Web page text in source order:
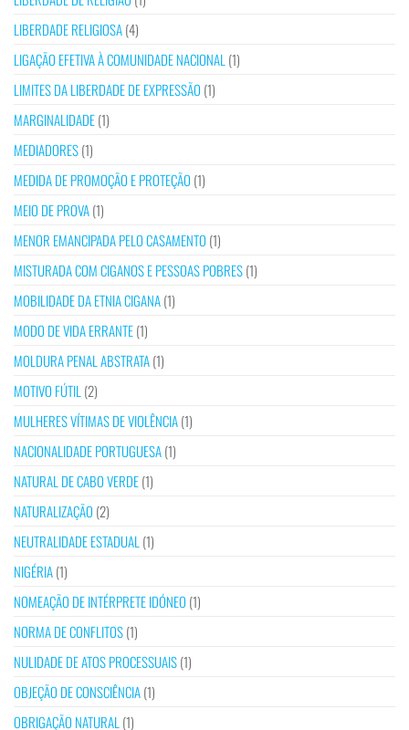
LIBERDADE RELIGIOSA(4)
LIGAÇÃO EFETIVA À COMUNIDADE NACIONAL (1)
LIMITES DA LIBERDADE DE EXPRESSÃO (1)
MARGINALIDADE(1)
MEDIADORES(1)
MEDIDA DE PROMOÇÃO E PROTEÇÃO (1)
MEIO DE PROVA(1)
MENOR EMANCIPADA PELO CASAMENTO (1)
MISTURADA COM CIGANOS E PESSOAS POBRES(1)
MOBILIDADE DA ETNIA CIGANA(1)
MODO DE VIDA ERRANTE(1)
MOLDURA PENAL ABSTRATA(1)
MOTIVO FÚTIL (2)
MULHERES VÍTIMAS DE VIOLÊNCIA(1)
NACIONALIDADE PORTUGUESA(1)
NATURAL DE CABO VERDE(1)
NATURALIZAÇÃO (2)
NEUTRALIDADE ESTADUAL (1)
NIGÉRIA(1)
NOMEAÇÃO DE INTÉRPRETE IDÓNEO (1)
NORMA DE CONFLITOS(1)
NULIDADE DE ATOS PROCESSUAIS(1)
OBJEÇÃO DE CONSCIÊNCIA(1)
OBRIGAÇÃO NATURAL (1)